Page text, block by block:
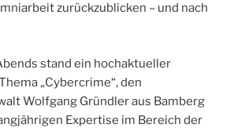
zurückzublicken – und nach
stand ein hochaktueller
„Cybercrime“, den
Wolfgang Gründler aus Bamberg
Expertise im Bereich der